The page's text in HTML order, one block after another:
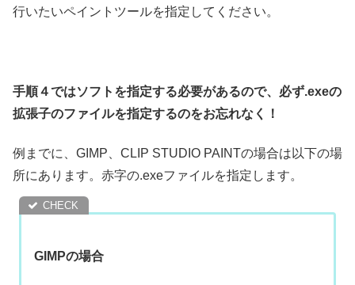
行いたいペイントツールを指定してください。
手順４ではソフトを指定する必要があるので、必ず.exeの
拡張子のファイルを指定するのをお忘れなく！
例までに、GIMP、CLIP STUDIO PAINTの場合は以下の場
所にあります。赤字の.exeファイルを指定します。
GIMPの場合